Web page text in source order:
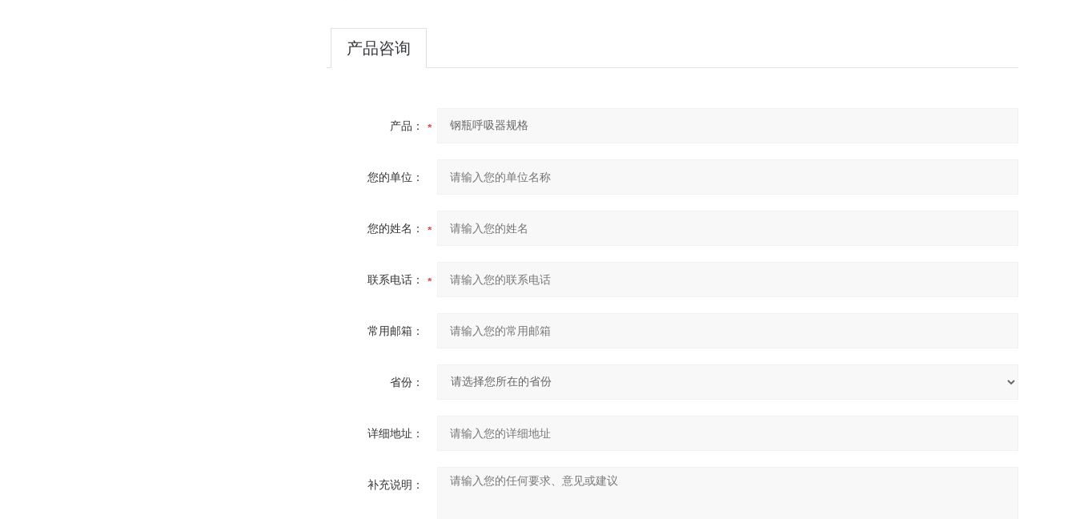
产品咨询
产品：
您的单位：
您的姓名：
联系电话：
常用邮箱：
省份：
详细地址：
补充说明：